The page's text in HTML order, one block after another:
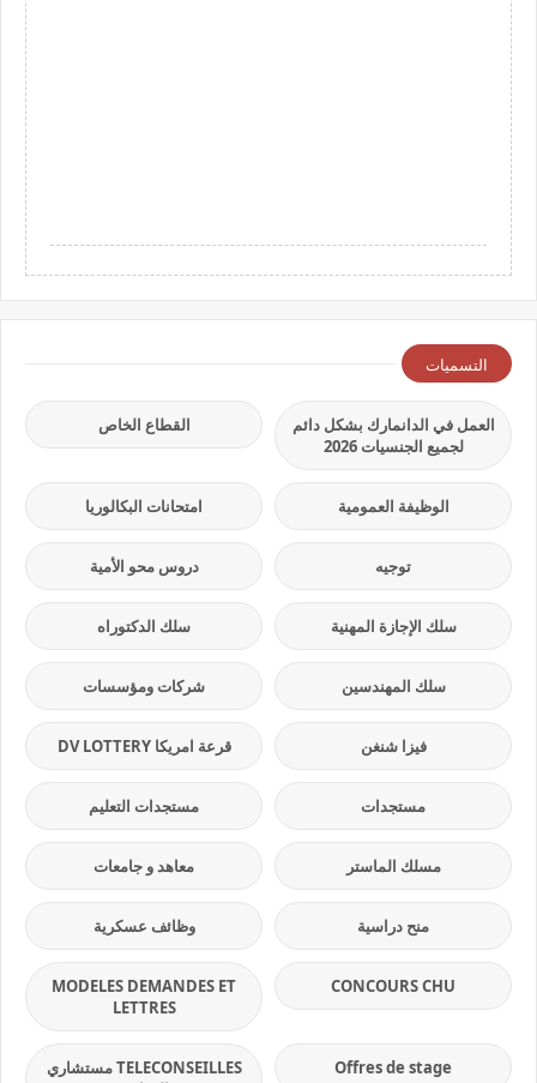
التسميات
العمل في الدانمارك بشكل دائم
لجميع الجنسيات 2026
القطاع الخاص
الوظيفة العمومية امتحانات البكالوريا
توجيه دروس محو الأمية
سلك الإجازة المهنية سلك الدكتوراه
سلك المهندسين شركات ومؤسسات
فيزا شنغن قرعة امريكا DV LOTTERY
مستجدات مستجدات التعليم
مسلك الماستر معاهد و جامعات
منح دراسية وظائف عسكرية
CONCOURS CHU
MODELES DEMANDES ET
LETTRES
Offres de stage
TELECONSEILLES مستشاري